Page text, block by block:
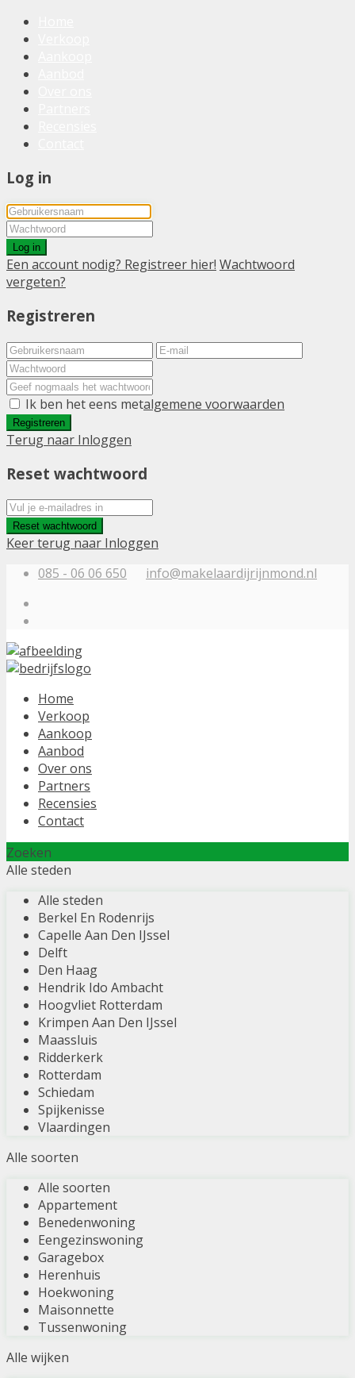
Log in
Log in
Een account nodig? Registreer hier! Wachtwoord
vergeten?
Registreren
Ik ben het eens metalgemene voorwaarden
Registreren
Terug naar Inloggen
Reset wachtwoord
Reset wachtwoord
Keer terug naar Inloggen
085 - 06 06 650
info@makelaardijrijnmond.nl
Home
Verkoop
Aankoop
Aanbod
Over ons
Partners
Recensies
Contact
Zoeken
Alle steden
Alle steden
Berkel En Rodenrijs
Capelle Aan Den IJssel
Delft
Den Haag
Hendrik Ido Ambacht
Hoogvliet Rotterdam
Krimpen Aan Den IJssel
Maassluis
Ridderkerk
Rotterdam
Schiedam
Spijkenisse
Vlaardingen
Alle soorten
Alle soorten
Appartement
Benedenwoning
Eengezinswoning
Garagebox
Herenhuis
Hoekwoning
Maisonnette
Tussenwoning
Alle wijken